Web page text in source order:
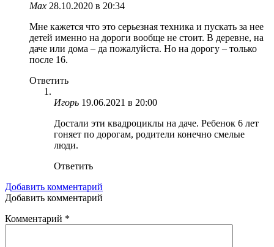
Max 28.10.2020 в 20:34
Мне кажется что это серьезная техника и пускать за нее
детей именно на дороги вообще не стоит. В деревне, на
даче или дома – да пожалуйста. Но на дорогу – только
после 16.
Ответить
Игорь 19.06.2021 в 20:00
Достали эти квадроциклы на даче. Ребенок 6 лет
гоняет по дорогам, родители конечно смелые
люди.
Ответить
Добавить комментарий
Добавить комментарий
Комментарий *